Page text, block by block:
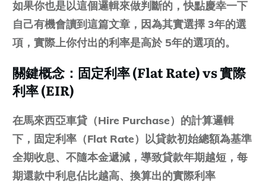
如果你也是以這個邏輯來做判斷的，快點慶幸一下
自己有機會讀到這篇文章，因為其實選擇 3年的選
項，實際上你付出的利率是高於 5年的選項的。
關鍵概念：固定利率 (Flat Rate) vs 實際
利率 (EIR)
在馬來西亞車貸（Hire Purchase）的計算邏輯
下，固定利率（Flat Rate）以貸款初始總額為基準
全期收息、不隨本金遞減，導致貸款年期越短，每
期還款中利息佔比越高、換算出的實際利率